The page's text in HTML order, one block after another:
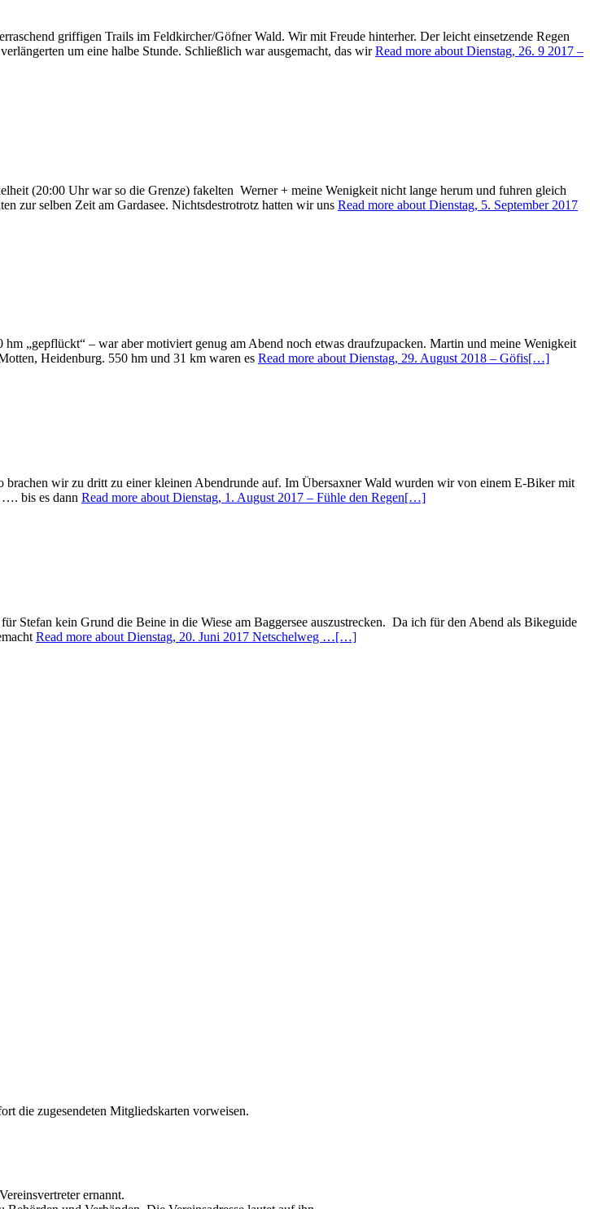
griffigen Trails im Feldkircher/Göfner Wald. Wir mit Freude hinterher. Der leicht einsetzende Regen
um eine halbe Stunde. Schließlich war ausgemacht, das wirRead more about Dienstag, 26. 9 2017 –
(20:00 Uhr war so die Grenze) fakelten Werner + meine Wenigkeit nicht lange herum und fuhren gleich
zur selben Zeit am Gardasee. Nichtsdestrotrotz hatten wir uns Read more about Dienstag, 5. September 2017
„gepflückt“ – war aber motiviert genug am Abend noch etwas draufzupacken. Martin und meine Wenigkeit
Heidenburg. 550 hm und 31 km waren es Read more about Dienstag, 29. August 2018 – Göfis[…]
wir zu dritt zu einer kleinen Abendrunde auf. Im Übersaxner Wald wurden wir von einem E-Biker mit
…. bis es dann Read more about Dienstag, 1. August 2017 – Fühle den Regen[…]
Stefan kein Grund die Beine in die Wiese am Baggersee auszustrecken. Da ich für den Abend als Bikeguide
Read more about Dienstag, 20. Juni 2017 Netschelweg …[…]
die zugesendeten Mitgliedskarten vorweisen.
ernannt.